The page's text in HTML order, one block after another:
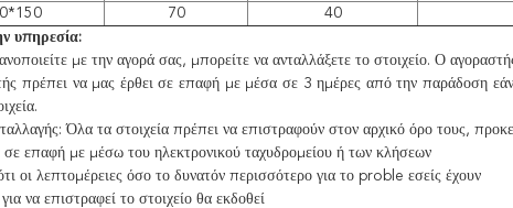
70 40
υπηρεσία:
με την αγορά σας, μπορείτε να ανταλλάξετε το στοιχείο. Ο
πρέπει να μας έρθει σε επαφή με μέσα σε 3 ημέρες από την παράδοση εάν
Όλα τα στοιχεία πρέπει να επιστραφούν στον αρχικό όρο τους,
επαφή με μέσω του ηλεκτρονικού ταχυδρομείου ή των κλήσεων
οι λεπτομέρειες όσο το δυνατόν περισσότερο για το proble εσείς έχουν
να επιστραφεί το στοιχείο θα εκδοθεί